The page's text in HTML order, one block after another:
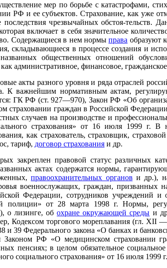
мер по борьбе с катастрофами,
РФ и ее субъектов. Страхование, как уже
чрезвычайных обстоя-тельств.
включает в себя значительное
Содержащиеся в нем нормыправа образуют
складывающиеся в процессе создания и
общественных отношений
административное, финансовое,
акты разного уровня и ряда отраслей
К важнейшим нормативным актам,
ГК РФ (ст. 927—970), Закон РФ «Об
страховании граждан в Российской
случаев на производстве и
страхования» от 16 июля 1999 г. В
как страхователь, страховщик,
тариф, договор страхования и др.
закреплен правовой статус различных
актах содержатся нормы,
правоохранительных органов и др.),
военнослужащих, граждан,
Федерации, сотрудников учреждений и
полиции» от 28 марта 1998 г. Нормы,
), о лизинге, обохране окружающей среды и
Кодексом торгового мореплавания (гл. XII
и 39 Федерального закона «О банках и
Законом РФ «О медицинском страховании
пенсиях; в целом обязательное
социального страхования» от 16 июля 1999 г.